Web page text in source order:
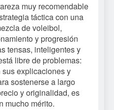
muy recomendable
táctica con una
de voleibol,
y progresión
tensas, inteligentes y
libre de problemas:
explicaciones y
sostenerse a largo
y originalidad, es
mucho mérito.